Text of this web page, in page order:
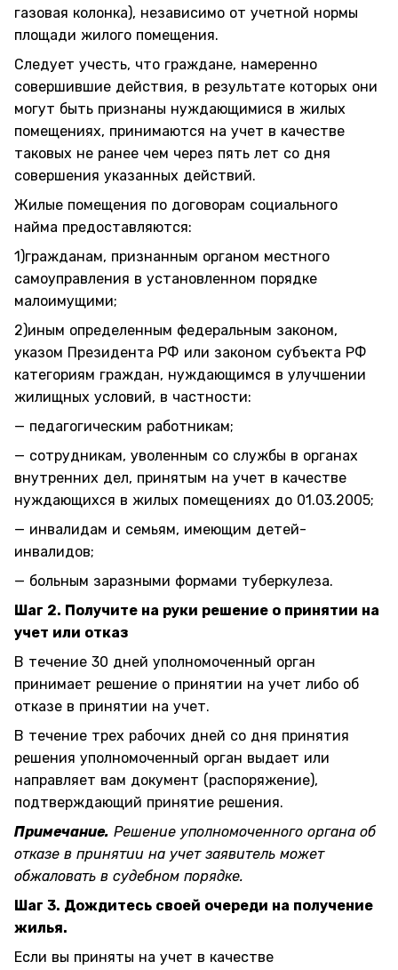
газовая колонка), независимо от учетной нормы
площади жилого помещения.
Следует учесть, что граждане, намеренно
совершившие действия, в результате которых они
могут быть признаны нуждающимися в жилых
помещениях, принимаются на учет в качестве
таковых не ранее чем через пять лет со дня
совершения указанных действий.
Жилые помещения по договорам социального
найма предоставляются:
1)гражданам, признанным органом местного
самоуправления в установленном порядке
малоимущими;
2)иным определенным федеральным законом,
указом Президента РФ или законом субъекта РФ
категориям граждан, нуждающимся в улучшении
жилищных условий, в частности:
— педагогическим работникам;
— сотрудникам, уволенным со службы в органах
внутренних дел, принятым на учет в качестве
нуждающихся в жилых помещениях до 01.03.2005;
— инвалидам и семьям, имеющим детей-
инвалидов;
— больным заразными формами туберкулеза.
Шаг 2. Получите на руки решение о принятии на
учет или отказ
В течение 30 дней уполномоченный орган
принимает решение о принятии на учет либо об
отказе в принятии на учет.
В течение трех рабочих дней со дня принятия
решения уполномоченный орган выдает или
направляет вам документ (распоряжение),
подтверждающий принятие решения.
Примечание. Решение уполномоченного органа об
отказе в принятии на учет заявитель может
обжаловать в судебном порядке.
Шаг 3. Дождитесь своей очереди на получение
жилья.
Если вы приняты на учет в качестве